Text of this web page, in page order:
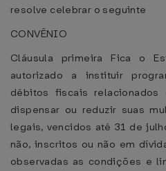
resolve celebrar o seguinte
CONVÊNIO
Cláusula primeira Fica o
autorizado a instituir
débitos fiscais
dispensar ou reduzir suas
legais, vencidos até 31 de
não, inscritos ou não em
observadas as condições e